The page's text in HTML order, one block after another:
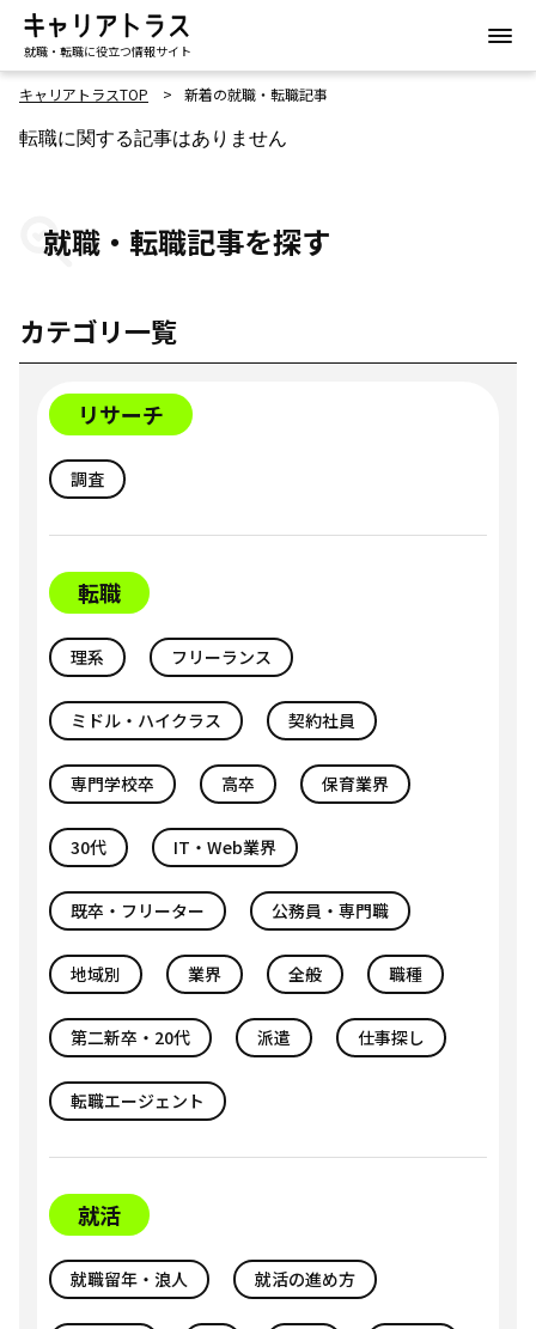
就職・転職に役立つ情報サイト
キャリアトラスTOP 新着の就職・転職記事
転職に関する記事はありません
就職・転職記事を探す
カテゴリ一覧
リサーチ
調査
転職
理系 フリーランス
ミドル・ハイクラス 契約社員
専門学校卒 高卒 保育業界
30代 IT・Web業界
既卒・フリーター 公務員・専門職
地域別 業界 全般 職種
第二新卒・20代 派遣 仕事探し
転職エージェント
就活
就職留年・浪人 就活の進め方